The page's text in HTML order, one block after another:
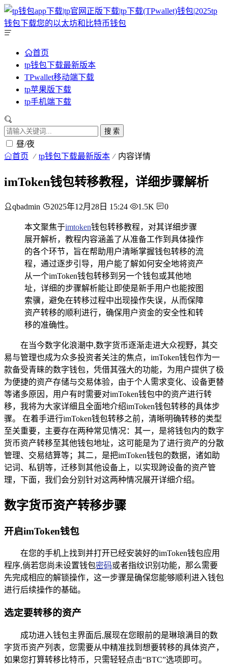
首页
tp钱包下载最新版本
TPwallet移动端下载
tp苹果版下载
tp手机端下载
搜 索
昼/夜
首页 tp钱包下载最新版本 内容详情
imToken钱包转移教程，详细步骤解析
qbadmin 2025年12月28日 15:24 1.5K 0
本文聚焦于imtoken钱包转移教程，对其详细步骤
展开解析，教程内容涵盖了从准备工作到具体操作
的各个环节，旨在帮助用户清晰掌握钱包转移的流
程，通过逐步引导，用户能了解如何安全地将资产
从一个imToken钱包转移到另一个钱包或其他地
址，详细的步骤解析能让即使是新手用户也能按图
索骥，避免在转移过程中出现操作失误，从而保障
资产转移的顺利进行，确保用户资金的安全性和转
移的准确性。
在当今数字化浪潮中,数字货币逐渐走进大众视野，其交
易与管理也成为众多投资者关注的焦点，imToken钱包作为一
款备受青睐的数字钱包，凭借其强大的功能，为用户提供了极
为便捷的资产存储与交易体验，由于个人需求变化、设备更替
等诸多原因，用户有时需要对imToken钱包中的资产进行转
移，我将为大家详细且全面地介绍imToken钱包转移的具体步
骤。 在着手进行imToken钱包转移之前，清晰明确转移的类型
至关重要，主要存在两种常见情况：其一，是将钱包内的数字
货币资产转移至其他钱包地址，这可能是为了进行资产的分散
管理、交易结算等；其二，是把imToken钱包的数据，诸如助
记词、私钥等，迁移到其他设备上，以实现跨设备的资产管
理，下面，我们会分别针对这两种情况展开详细介绍。
数字货币资产转移步骤
开启imToken钱包
在您的手机上找到并打开已经安装好的imToken钱包应用
程序,倘若您尚未设置钱包密码或者指纹识别功能，那么需要
先完成相应的解锁操作，这一步骤是确保您能够顺利进入钱包
进行后续操作的基础。
选定要转移的资产
成功进入钱包主界面后,展现在您眼前的是琳琅满目的数
字货币资产列表，您需要从中精准找到想要转移的具体资产，
如果您打算转移比特币，只需轻轻点击“BTC”选项即可。